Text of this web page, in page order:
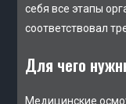
себя все этапы
соответствовал
Для чего
Медицинские